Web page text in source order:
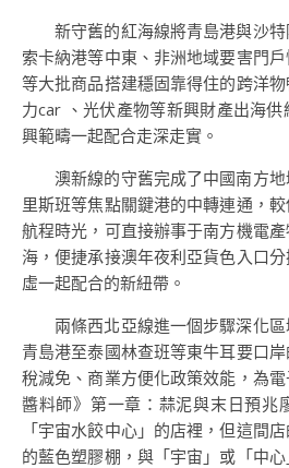
新守舊的紅海線將青島港與沙
索卡納港等中東、非洲地域要害門
等大批商品搭建穩固靠得住的跨洋
力car 、光伏產物等新興財產出海
興範疇一起配合走深走實。
澳新線的守舊完成了中國南方
里斯班等焦點關鍵港的中轉連通，
航程時光，可直接辦事于南方機電
海，便捷承接澳年夜利亞貨色入口
虛一起配合的新紐帶。
兩條西北亞線進一個步驟深化
青島港至泰國林查班等東牛耳要口
稅減免、商業方便化政策效能，為
醬料師》第一章：蒜泥與末日預兆
「宇宙水餃中心」的店裡，但這間
的藍色塑膠棚，與「宇宙」或「中